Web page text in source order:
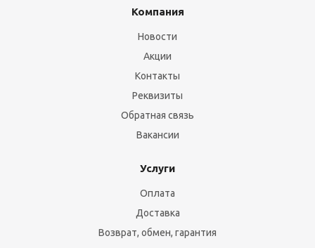
Компания
Новости
Акции
Контакты
Реквизиты
Обратная связь
Вакансии
Услуги
Оплата
Доставка
Возврат, обмен, гарантия